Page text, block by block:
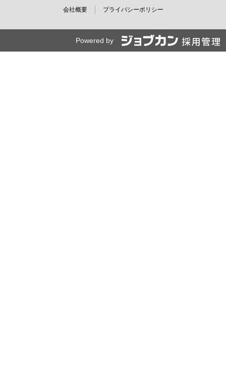
会社概要 プライバシーポリシー
Powered by